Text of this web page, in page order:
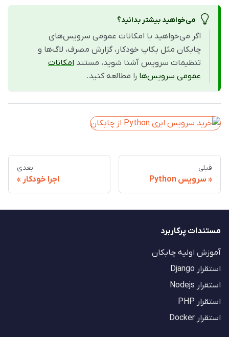
می‌خواهید بیشتر بدانید؟
اگر می‌خواهید با امکانات عمومی سرویس‌های
چابکان مثل بکاپ خودکار، گزارش مصرف، لاگ‌ها و
تنظیمات سرویس آشنا شوید، مستند امکانات
عمومی سرویس‌ها را مطالعه کنید.
قبلی
سرویس Python
بعدی
اجرا خودکار
مستندات پرکاربرد
آموزش اولیه چابکان
استقرار Django
استقرار Nodejs
استقرار PHP
استقرار Docker